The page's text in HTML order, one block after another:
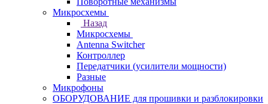
Микросхемы
Назад
Микросхемы
Antenna Switcher
Контроллер
Передатчики (усилители мощности)
Разные
Микрофоны
ОБОРУДОВАНИЕ для прошивки и разблокировки